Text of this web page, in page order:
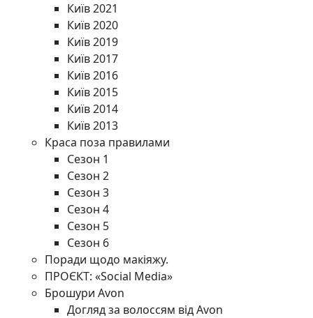
Київ 2021
Київ 2020
Київ 2019
Київ 2017
Київ 2016
Київ 2015
Київ 2014
Київ 2013
Краса поза правилами
Сезон 1
Сезон 2
Сезон 3
Сезон 4
Сезон 5
Сезон 6
Поради щодо макіяжу.
ПРОЄКТ: «Social Media»
Брошури Avon
Догляд за волоссям від Avon